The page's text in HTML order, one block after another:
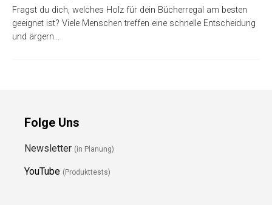
Fragst du dich, welches Holz für dein Bücherregal am besten
geeignet ist? Viele Menschen treffen eine schnelle Entscheidung
und ärgern…
Folge Uns
Newsletter (in Planung)
YouTube (Produkttests)